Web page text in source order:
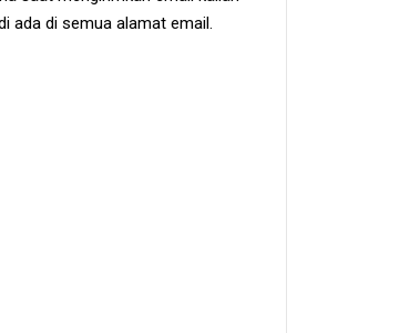
ada di semua alamat email.